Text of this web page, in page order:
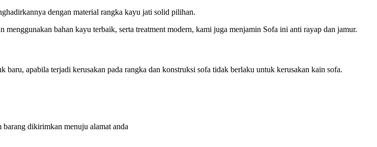
dengan material rangka kayu jati solid pilihan.
bahan kayu terbaik, serta treatment modern, kami juga menjamin Sofa ini anti rayap dan jamur.
apabila terjadi kerusakan pada rangka dan konstruksi sofa tidak berlaku untuk kerusakan kain sofa.
dikirimkan menuju alamat anda